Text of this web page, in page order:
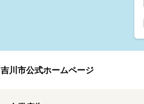
吉川市公式ホームページ